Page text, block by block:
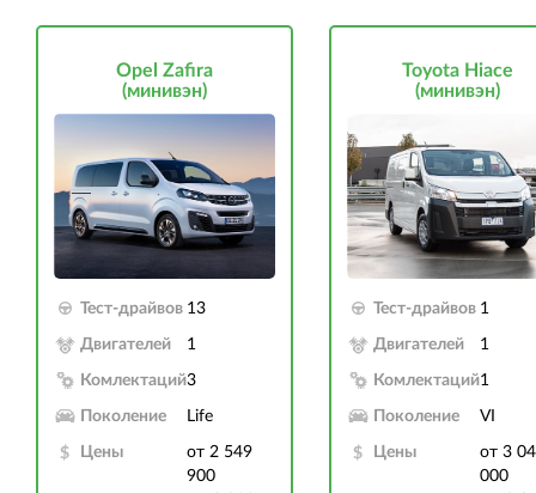
Opel Zafira
(минивэн)
Тест-драйвов 13
Двигателей 1
Комлектаций3
Поколение Life
Цены
от 2 549
900
Toyota Hiace
(минивэн)
Тест-драйвов 1
Двигателей 1
Комлектаций1
Поколение VI
Цены
от 3
000